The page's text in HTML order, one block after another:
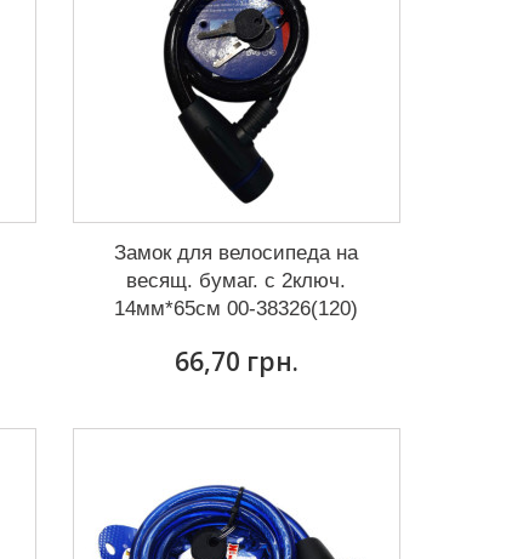
Замок для велосипеда на
весящ. бумаг. с 2ключ.
14мм*65см 00-38326(120)
66,70 грн.